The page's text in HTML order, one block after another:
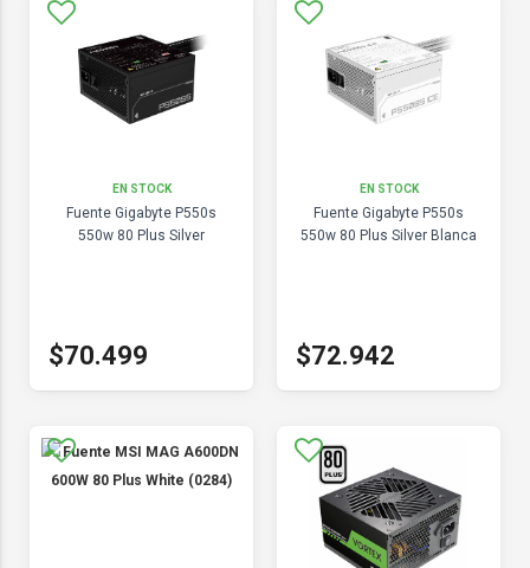
EN STOCK
Fuente Gigabyte P550s
550w 80 Plus Silver
$70.499
EN STOCK
Fuente Gigabyte P550s
550w 80 Plus Silver Blanca
$72.942